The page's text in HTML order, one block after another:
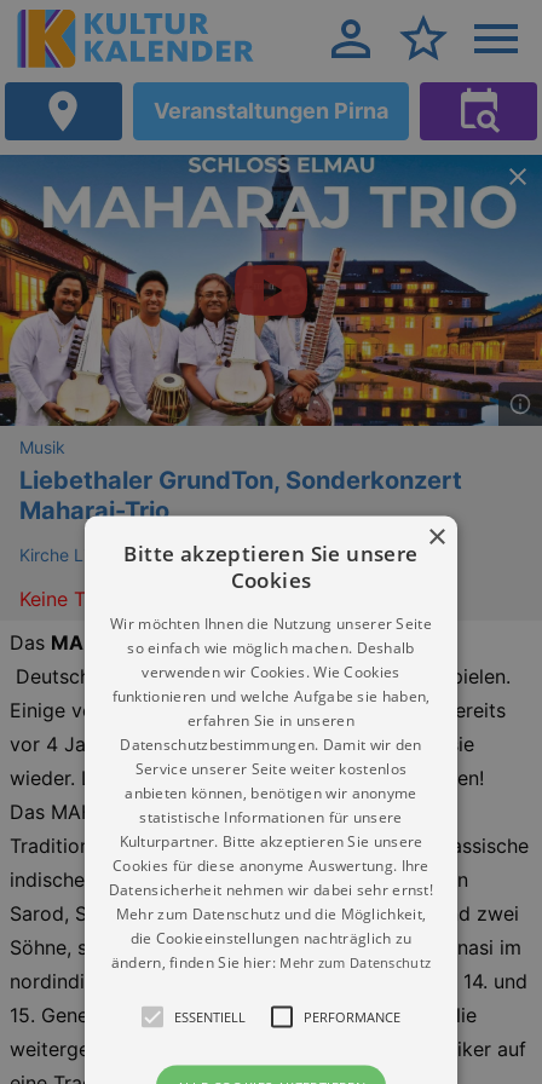
Veranstaltungen Pirna
Musik
Liebethaler GrundTon, Sonderkonzert
Maharaj-Trio
Kirche Liebethal Pirna OT Liebethal
Keine Termine
Das MAHARAJ Triowird eines seiner wenigen
Deutschlandkonzerte in der Kirche Liebethal spielen.
Einige von uns durften dieses einzigartige Trio bereits
vor 4 Jahren in Liebethal erleben. Nun kommen sie
wieder. Lassen Sie sich das Erlebnis nicht entgehen!
Das MAHARAJ Trio ist als Instrumentaltrio in der
Tradition der indischen Raga-Musik zu Hause. Klassische
indische Musik wird gespielt auf den Instrumenten
Sarod, Sitar und Tabla. Die drei Musiker, Vater und zwei
Söhne, stammen aus einer Musikerfamilie in Varanasi im
nordindischen Staat Uttar Pradesh. Bereits in der 14. und
15. Generation wird die Musik innerhalb der Familie
weitergegeben, voller Stolz berufen sich die Musiker auf
×
Bitte akzeptieren Sie unsere
Cookies
Wir möchten Ihnen die Nutzung unserer Seite
so einfach wie möglich machen. Deshalb
verwenden wir Cookies. Wie Cookies
funktionieren und welche Aufgabe sie haben,
erfahren Sie in unseren
Datenschutzbestimmungen. Damit wir den
Service unserer Seite weiter kostenlos
anbieten können, benötigen wir anonyme
statistische Informationen für unsere
Kulturpartner. Bitte akzeptieren Sie unsere
Cookies für diese anonyme Auswertung. Ihre
Datensicherheit nehmen wir dabei sehr ernst!
Mehr zum Datenschutz und die Möglichkeit,
die Cookieeinstellungen nachträglich zu
ändern, finden Sie hier: Mehr zum Datenschutz
ESSENTIELL PERFORMANCE